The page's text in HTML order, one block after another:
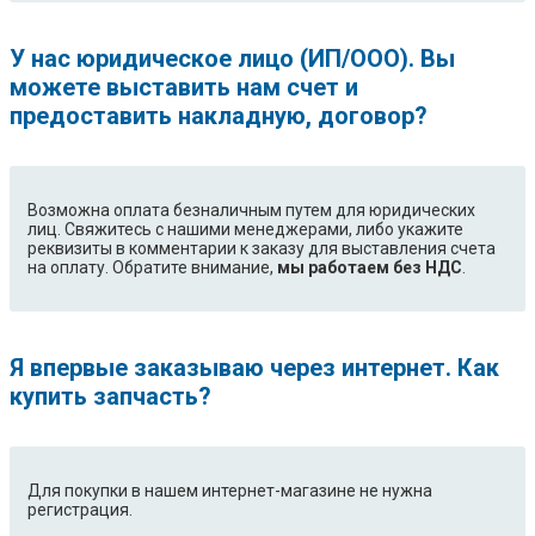
У нас юридическое лицо (ИП/ООО). Вы
можете выставить нам счет и
предоставить накладную, договор?
Возможна оплата безналичным путем для юридических
лиц. Свяжитесь с нашими менеджерами, либо укажите
реквизиты в комментарии к заказу для выставления счета
на оплату. Обратите внимание, мы работаем без НДС
Я впервые заказываю через интернет. Как
купить запчасть?
Для покупки в нашем интернет-магазине не нужна
регистрация.